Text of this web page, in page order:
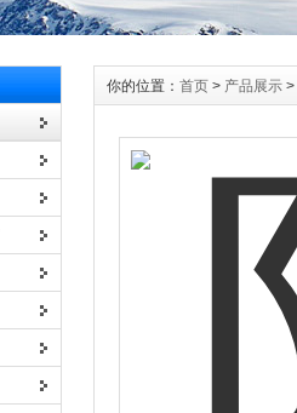
你的位置： 首页 > 产品展示 >